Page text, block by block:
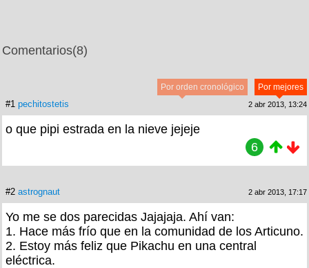
Comentarios(8)
Por mejores
Por orden cronológico
#1 pechitostetis 2 abr 2013, 13:24
o que pipi estrada en la nieve jejeje
6
#2 astrognaut 2 abr 2013, 17:17
Yo me se dos parecidas Jajajaja. Ahí van:
1. Hace más frío que en la comunidad de los Articuno.
2. Estoy más feliz que Pikachu en una central
eléctrica.